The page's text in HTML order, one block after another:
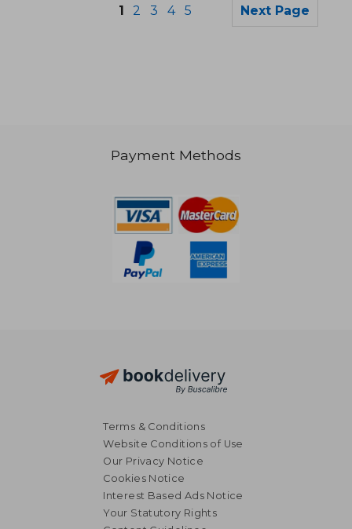
1 2 3 4 5 Next Page
Payment Methods
Terms & Conditions
Website Conditions of Use
Our Privacy Notice
Cookies Notice
Interest Based Ads Notice
Your Statutory Rights